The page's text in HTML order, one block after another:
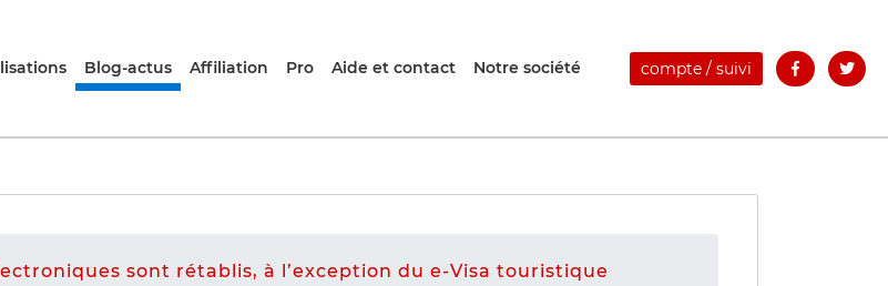
compte / suivi
Blog-actus Affiliation Pro Aide et contact Notre société
sont rétablis, à l’exception du e-Visa touristique